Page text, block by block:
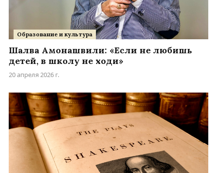
Образование и культура
Шалва Амонашвили: «Если не любишь
детей, в школу не ходи»
20 апреля 2026 г.